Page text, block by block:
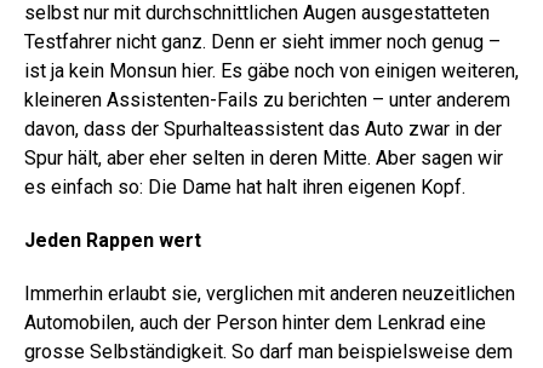
selbst nur mit durchschnittlichen Augen ausgestatteten
Testfahrer nicht ganz. Denn er sieht immer noch genug –
ist ja kein Monsun hier. Es gäbe noch von einigen weiteren,
kleineren Assistenten-Fails zu berichten – unter anderem
davon, dass der Spurhalte­assistent das Auto zwar in der
Spur hält, aber eher selten in deren Mitte. Aber sagen wir
es einfach so: Die Dame hat halt ihren eigenen Kopf.
Jeden Rappen wert
Immerhin erlaubt sie, verglichen mit anderen neuzeitlichen
Automobilen, auch der Person hinter dem Lenkrad eine
grosse Selbständigkeit. So darf man beispielsweise dem